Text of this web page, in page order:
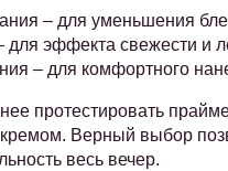
– для уменьшения
эффекта свежести и
– для комфортного
протестировать
Верный выбор
весь вечер.